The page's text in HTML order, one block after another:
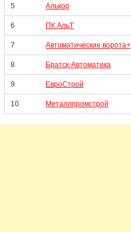
5 Алькор
6 ПК АльТ
7 Автоматические ворота+
8 Братск-Автоматика
9 ЕвроСтрой
10 Металлпромстрой